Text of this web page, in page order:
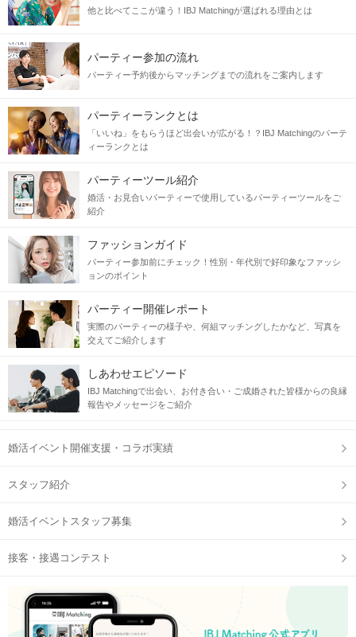
他と比べてここが違う！IBJ Matchingが選ばれる理由とは
パーティー参加の流れ
パーティー予約後からマッチングまでの流れをご案内します
パーティーランクとは
「いいね」をもらうほど出会いが広がる！？IBJ Matchingのパーテ
ィーランクとは
パーティーツール紹介
婚活・お見合いパーティーで使用しているパーティーツールをご
紹介
ファッションガイド
パーティー参加前にチェック！性別・年代別で好印象なファッシ
ョンのポイント
パーティー開催レポート
実際のパーティーの様子や、何組マッチングしたかなど、写真を
交えてご紹介します
しあわせエピソード
IBJ Matchingで出会い、お付き合い・ご成婚された皆様からの良縁
報告やメッセージをご紹介
婚活イベント開催支援・コラボ実績
スタッフ紹介
婚活イベントスタッフ募集
接客・接遇コンテスト